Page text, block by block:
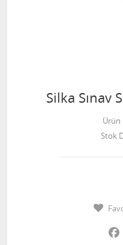
Silka Sınav
Ürün
Stok